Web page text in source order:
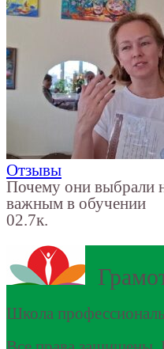
Отзывы
Почему они выбрали
важным в обучении
02.7к.
Школа